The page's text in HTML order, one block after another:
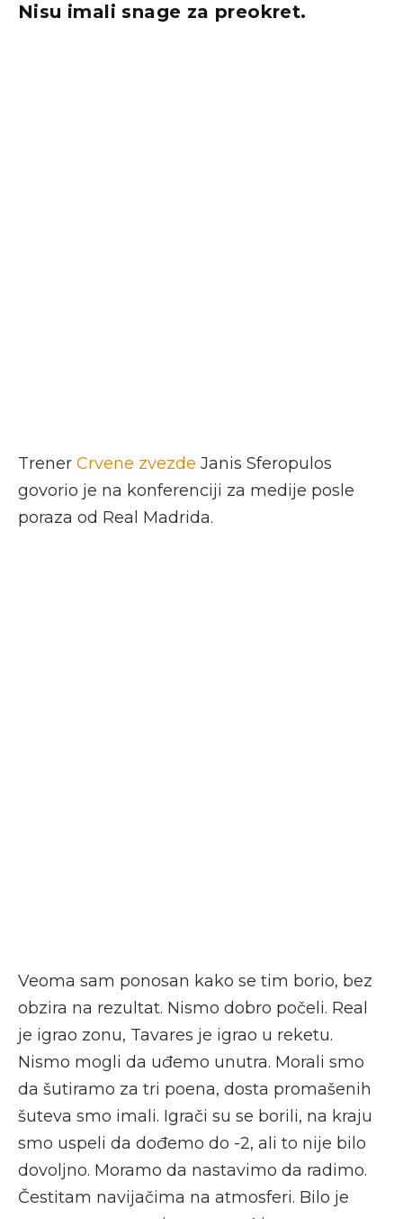
Nisu imali snage za preokret.
Trener Crvene zvezde Janis Sferopulos
govorio je na konferenciji za medije posle
poraza od Real Madrida.
Veoma sam ponosan kako se tim borio, bez
obzira na rezultat. Nismo dobro počeli. Real
je igrao zonu, Tavares je igrao u reketu.
Nismo mogli da uđemo unutra. Morali smo
da šutiramo za tri poena, dosta promašenih
šuteva smo imali. Igrači su se borili, na kraju
smo uspeli da dođemo do -2, ali to nije bilo
dovoljno. Moramo da nastavimo da radimo.
Čestitam navijačima na atmosferi. Bilo je